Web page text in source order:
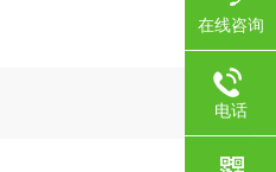
在线咨询
电话